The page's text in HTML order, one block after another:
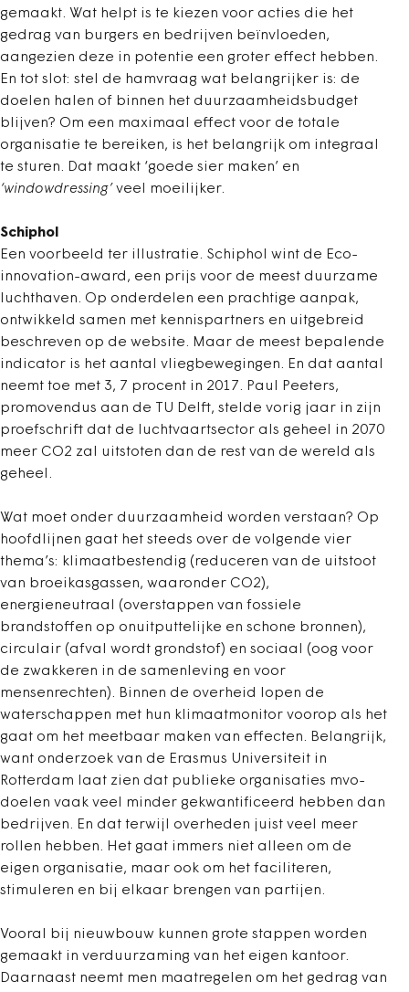
gemaakt. Wat helpt is te kiezen voor acties die het
gedrag van burgers en bedrijven beïnvloeden,
aangezien deze in potentie een groter effect hebben.
En tot slot: stel de hamvraag wat belangrijker is: de
doelen halen of binnen het duurzaamheidsbudget
blijven? Om een maximaal effect voor de totale
organisatie te bereiken, is het belangrijk om integraal
te sturen. Dat maakt ‘goede sier maken’ en
‘windowdressing’ veel moeilijker.
Schiphol
Een voorbeeld ter illustratie. Schiphol wint de Eco-
innovation-award, een prijs voor de meest duurzame
luchthaven. Op onderdelen een prachtige aanpak,
ontwikkeld samen met kennispartners en uitgebreid
beschreven op de website. Maar de meest bepalende
indicator is het aantal vliegbewegingen. En dat aantal
neemt toe met 3, 7 procent in 2017. Paul Peeters,
promovendus aan de TU Delft, stelde vorig jaar in zijn
proefschrift dat de luchtvaartsector als geheel in 2070
meer CO2 zal uitstoten dan de rest van de wereld als
geheel.
Wat moet onder duurzaamheid worden verstaan? Op
hoofdlijnen gaat het steeds over de volgende vier
thema’s: klimaatbestendig (reduceren van de uitstoot
van broeikasgassen, waaronder CO2),
energieneutraal (overstappen van fossiele
brandstoffen op onuitputtelijke en schone bronnen),
circulair (afval wordt grondstof) en sociaal (oog voor
de zwakkeren in de samenleving en voor
mensenrechten). Binnen de overheid lopen de
waterschappen met hun klimaatmonitor voorop als het
gaat om het meetbaar maken van effecten. Belangrijk,
want onderzoek van de Erasmus Universiteit in
Rotterdam laat zien dat publieke organisaties mvo-
doelen vaak veel minder gekwantificeerd hebben dan
bedrijven. En dat terwijl overheden juist veel meer
rollen hebben. Het gaat immers niet alleen om de
eigen organisatie, maar ook om het faciliteren,
stimuleren en bij elkaar brengen van partijen.
Vooral bij nieuwbouw kunnen grote stappen worden
gemaakt in verduurzaming van het eigen kantoor.
Daarnaast neemt men maatregelen om het gedrag van